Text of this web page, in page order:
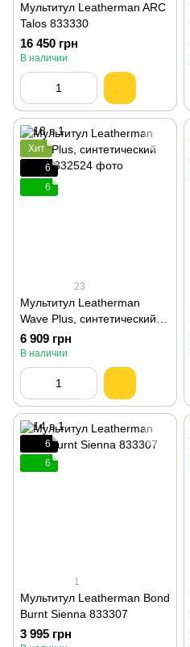
Мультитул Leatherman ARC
Talos 833330
16 450 грн
В наличии
Хит
6
6
23
Мультитул Leatherman
Wave Plus, синтетический
чехол 832524
6 909 грн
В наличии
6
6
1
Мультитул Leatherman Bond
Burnt Sienna 833307
3 995 грн